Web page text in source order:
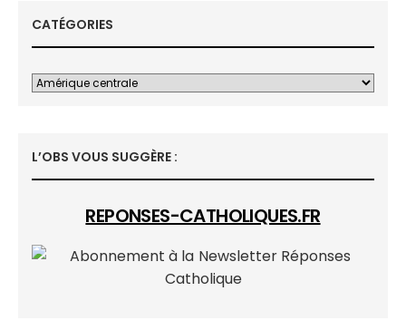
CATÉGORIES
L’OBS VOUS SUGGÈRE :
REPONSES-CATHOLIQUES.FR